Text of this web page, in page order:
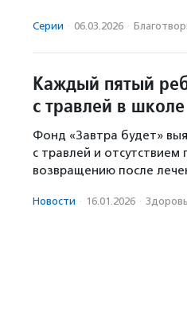
Серии · 06.03.2026 ·
Каждый пятый
с травлей в
Фонд «Завтра будет»
с травлей и
возвращению после
Новости · 16.01.2026 ·